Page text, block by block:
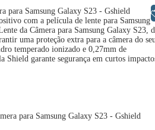
para Samsung Galaxy S23 - Gshield
com a película de lente para Samsung
da Câmera para Samsung Galaxy S23,
uma proteção extra para a câmera do
temperado ionizado e 0,27mm de
Shield garante segurança em curtos
para Samsung Galaxy S23 - Gshield
Libras